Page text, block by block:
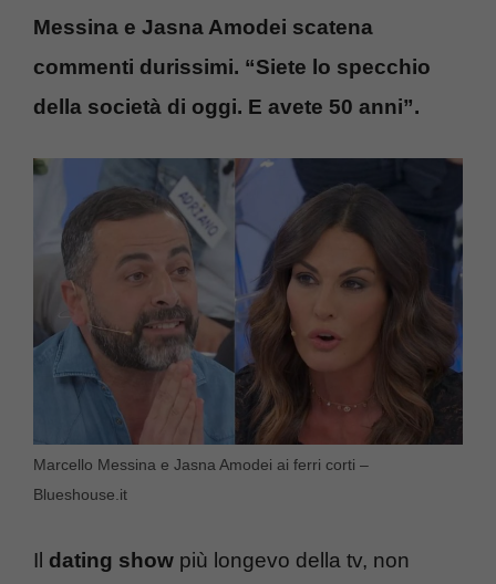
Messina e Jasna Amodei scatena
commenti durissimi. “Siete lo specchio
della società di oggi. E avete 50 anni”.
Marcello Messina e Jasna Amodei ai ferri corti –
Blueshouse.it
Il dating show più longevo della tv, non